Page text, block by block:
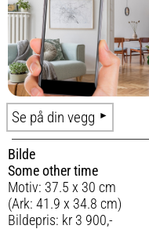
Se på din vegg
Bilde
Some other time
Motiv: 37.5 x 30 cm
(Ark: 41.9 x 34.8 cm)
Bildepris: kr 3 900,-